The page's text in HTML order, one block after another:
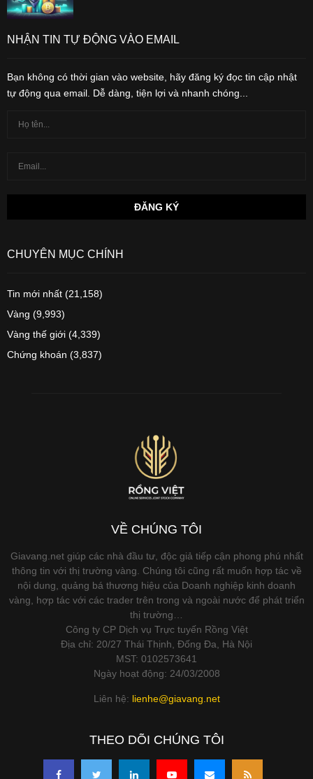
NHẬN TIN TỰ ĐỘNG VÀO EMAIL
Bạn không có thời gian vào website, hãy đăng ký đọc tin cập nhật
tự động qua email. Dễ dàng, tiện lợi và nhanh chóng...
CHUYÊN MỤC CHÍNH
Tin mới nhất (21,158)
Vàng (9,993)
Vàng thế giới (4,339)
Chứng khoán (3,837)
VỀ CHÚNG TÔI
Giavang.net giúp các nhà đầu tư, độc giả tiếp cận phong phú nhất
thông tin với thị trường vàng. Chúng tôi cũng rất muốn hợp tác về
nội dung, quảng bá thương hiệu của Doanh nghiệp kinh doanh
vàng, hợp tác với các trader trên trong và ngoài nước để phát triển
thị trường…
Công ty CP Dịch vụ Trực tuyến Rồng Việt
Địa chỉ: 20/27 Thái Thịnh, Đống Đa, Hà Nội
MST: 0102573641
Ngày hoạt động: 24/03/2008
Liên hệ: lienhe@giavang.net
THEO DÕI CHÚNG TÔI